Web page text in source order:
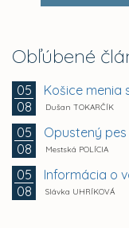
Obľúbené
05
08
Dušan TOKARČÍK
05
08
Opustený pes
Mestská POLÍCIA
05
08
Informácia o
Slávka UHRÍKOVÁ